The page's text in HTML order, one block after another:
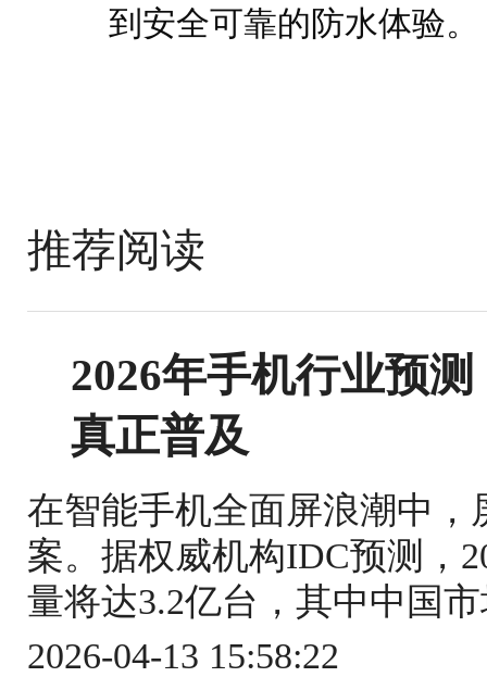
到安全可靠的防水体验。
推荐阅读
2026年手机行业预
真正普及
在智能手机全面屏浪潮中
案。据权威机构IDC预测，
量将达3.2亿台，其中中国
2026-04-13 15:58:22